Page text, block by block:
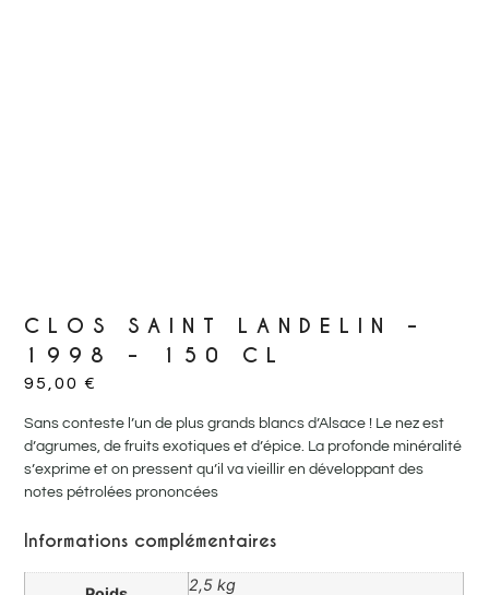
CLOS SAINT LANDELIN –
1998 – 150 CL
95,00€
Sans conteste l’un de plus grands blancs d’Alsace ! Le nez est
d’agrumes, de fruits exotiques et d’épice. La profonde minéralité
s’exprime et on pressent qu’il va vieillir en développant des
notes pétrolées prononcées
Informations complémentaires
2,5 kg